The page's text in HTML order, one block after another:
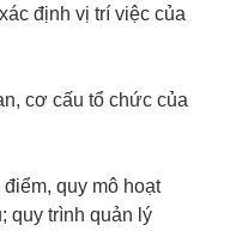
định vị trí việc của
cơ cấu tổ chức của
quy mô hoạt
quy trình quản lý